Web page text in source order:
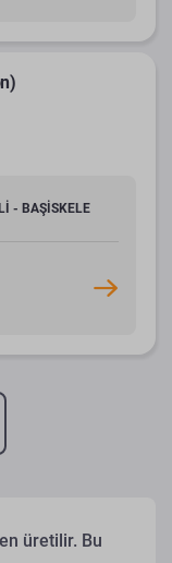
- BAŞİSKELE
üretilir. Bu